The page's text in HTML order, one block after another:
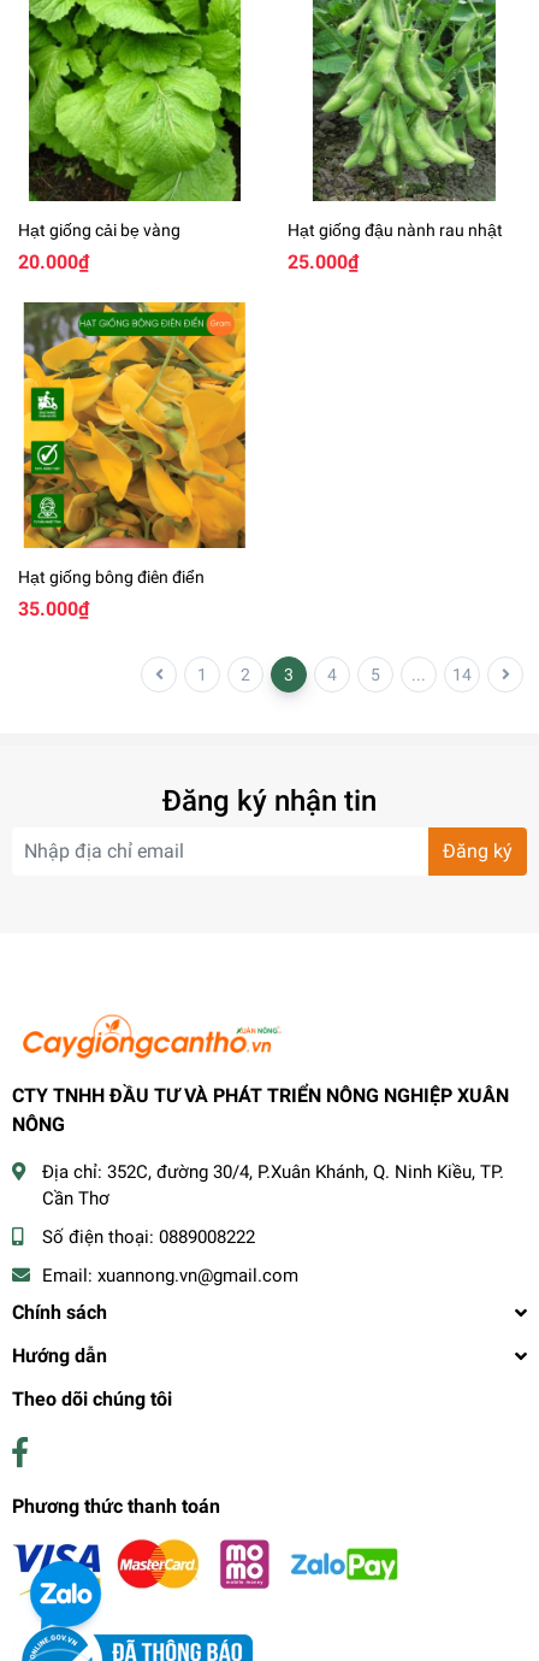
Hạt giống cải bẹ vàng
20.000₫
Hạt giống đậu nành rau nhật
25.000₫
Hạt giống bông điên điển
35.000₫
1 2 3 4 5 ... 14
Đăng ký nhận tin
Đăng ký
CTY TNHH ĐẦU TƯ VÀ PHÁT TRIỂN NÔNG NGHIỆP XUÂN
NÔNG
Địa chỉ: 352C, đường 30/4, P.Xuân Khánh, Q. Ninh Kiều, TP.
Cần Thơ
Số điện thoại: 0889008222
Email: xuannong.vn@gmail.com
Chính sách
Hướng dẫn
Theo dõi chúng tôi
Phương thức thanh toán